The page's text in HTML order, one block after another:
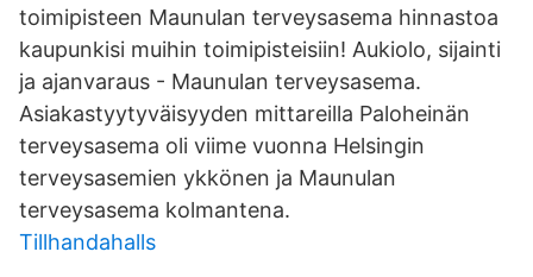
toimipisteen Maunulan terveysasema hinnastoa
kaupunkisi muihin toimipisteisiin! Aukiolo, sijainti
ja ajanvaraus - Maunulan terveysasema.
Asiakastyytyväisyyden mittareilla Paloheinän
terveysasema oli viime vuonna Helsingin
terveysasemien ykkönen ja Maunulan
terveysasema kolmantena.
Tillhandahalls